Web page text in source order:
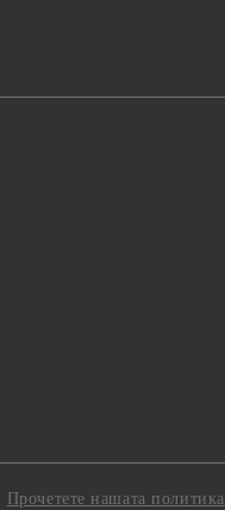
Прочетете нашата политика